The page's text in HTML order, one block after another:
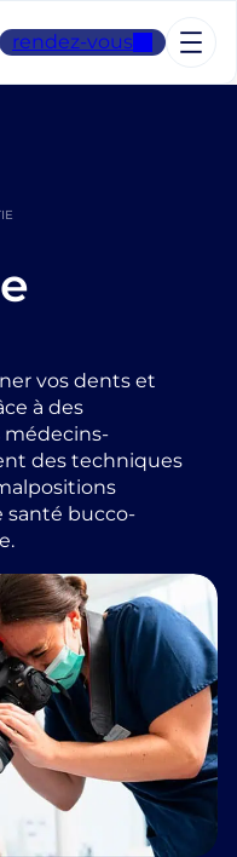
rendez-vous
vos dents et
à des
médecins-
des techniques
santé bucco-